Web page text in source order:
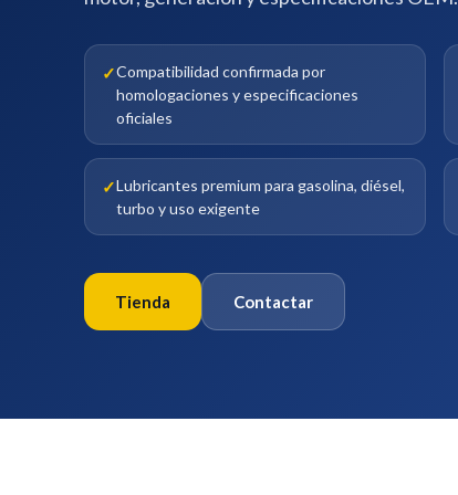
Compatibilidad confirmada por
homologaciones y especificaciones
oficiales
Lubricantes premium para gasolina, diésel,
turbo y uso exigente
Tienda Contactar